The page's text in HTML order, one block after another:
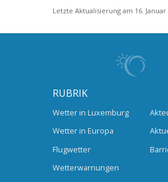
Letzte Aktualisierung am 16. Januar
RUBRIK
Wetter in Luxemburg
Wetter in Europa
Flugwetter
Wetterwarnungen